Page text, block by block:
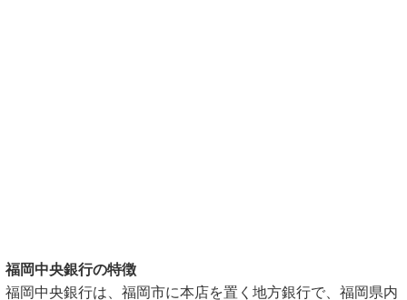
福岡中央銀行の特徴
福岡中央銀行は、福岡市に本店を置く地方銀行で、福岡県内